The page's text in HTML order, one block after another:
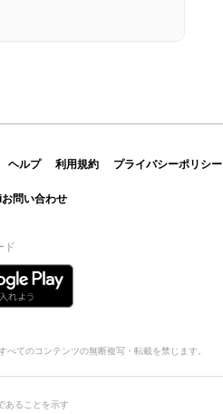
ヘルプ 利用規約 プライバシーポリシー
問い合わせ
ド
てのコンテンツの無断複写・転載を禁じます。
あることを示す